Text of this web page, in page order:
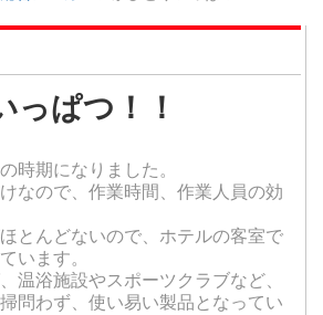
ぱつ！！
時期になりました。
なので、作業時間、作業人員の効
とんどないので、ホテルの客室で
います。
温浴施設やスポーツクラブなど、
問わず、使い易い製品となってい